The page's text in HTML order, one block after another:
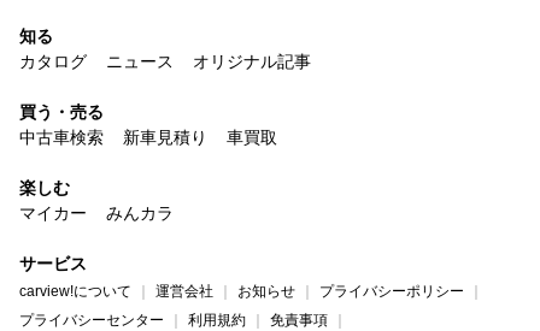
知る
カタログ
ニュース オリジナル記事
買う・売る
中古車検索
新車見積り 車買取
楽しむ
マイカー
みんカラ
サービス
carview!について 運営会社 お知らせ
プライバシーポリシー
プライバシーセンター
利用規約 免責事項